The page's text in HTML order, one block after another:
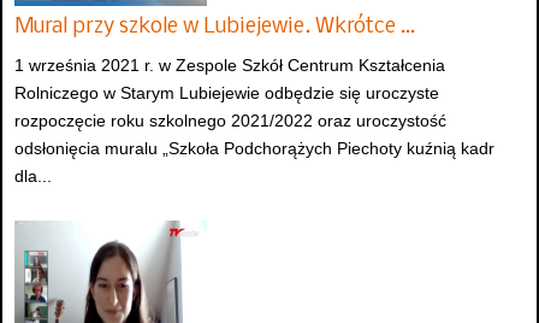
Mural przy szkole w Lubiejewie. Wkrótce …
1 września 2021 r. w Zespole Szkół Centrum Kształcenia
Rolniczego w Starym Lubiejewie odbędzie się uroczyste
rozpoczęcie roku szkolnego 2021/2022 oraz uroczystość
odsłonięcia muralu „Szkoła Podchorążych Piechoty kuźnią kadr
dla...